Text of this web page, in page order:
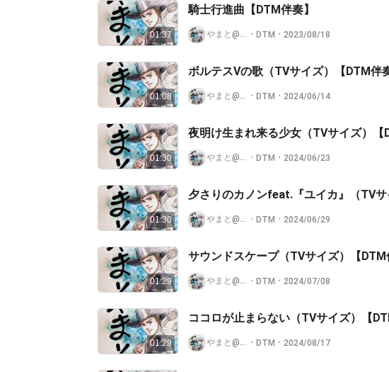
01:37
騎士行進曲【DTM伴奏】
やまと@せんべい王国🍘
・ DTM ・ 2023/08/18
01:08
ボルテスVの歌（TVサイズ）【DTM伴
やまと@せんべい王国🍘
・ DTM ・ 2024/06/14
01:30
夜明け生まれ来る少女（TVサイズ）【
やまと@せんべい王国🍘
・ DTM ・ 2024/06/23
01:30
夕さりのカノンfeat.『ユイカ』（TV
やまと@せんべい王国🍘
・ DTM ・ 2024/06/29
01:29
サウンドスケープ（TVサイズ）【DTM
やまと@せんべい王国🍘
・ DTM ・ 2024/07/08
01:29
ココロが止まらない（TVサイズ）【
やまと@せんべい王国🍘
・ DTM ・ 2024/08/17